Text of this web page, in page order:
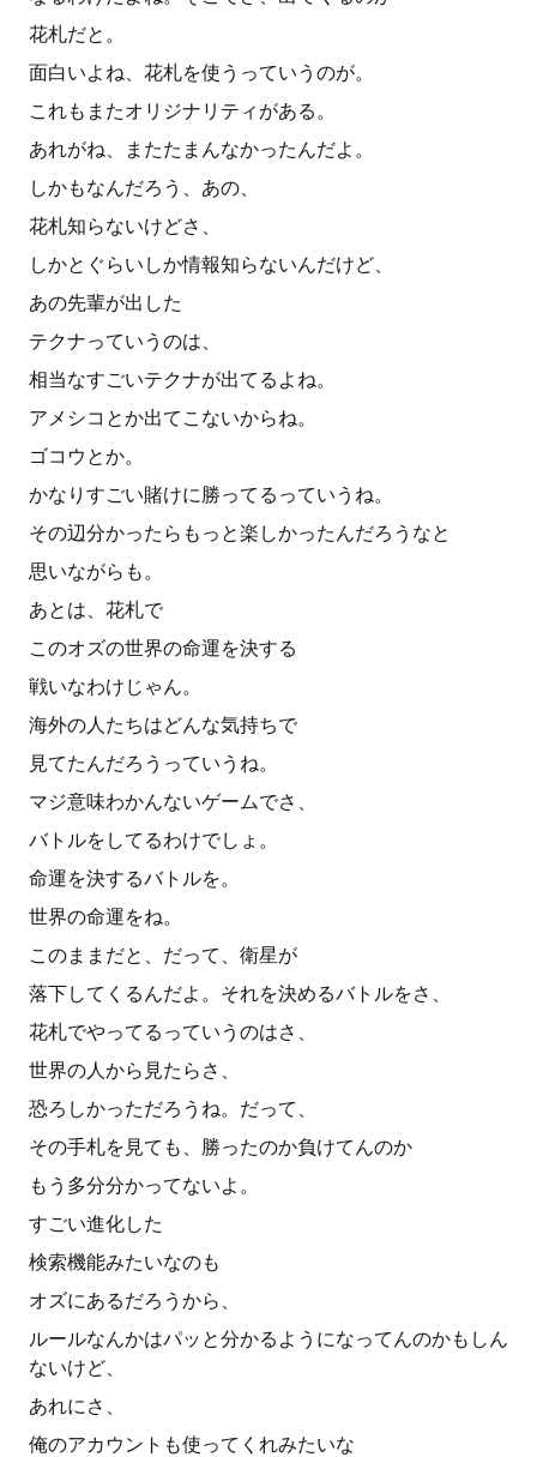
花札だと。
面白いよね、花札を使うっていうのが。
これもまたオリジナリティがある。
あれがね、またたまんなかったんだよ。
しかもなんだろう、あの、
花札知らないけどさ、
しかとぐらいしか情報知らないんだけど、
あの先輩が出した
テクナっていうのは、
相当なすごいテクナが出てるよね。
アメシコとか出てこないからね。
ゴコウとか。
かなりすごい賭けに勝ってるっていうね。
その辺分かったらもっと楽しかったんだろうなと
思いながらも。
あとは、花札で
このオズの世界の命運を決する
戦いなわけじゃん。
海外の人たちはどんな気持ちで
見てたんだろうっていうね。
マジ意味わかんないゲームでさ、
バトルをしてるわけでしょ。
命運を決するバトルを。
世界の命運をね。
このままだと、だって、衛星が
落下してくるんだよ。それを決めるバトルをさ、
花札でやってるっていうのはさ、
世界の人から見たらさ、
恐ろしかっただろうね。だって、
その手札を見ても、勝ったのか負けてんのか
もう多分分かってないよ。
すごい進化した
検索機能みたいなのも
オズにあるだろうから、
ルールなんかはパッと分かるようになってんのかもしん
ないけど、
あれにさ、
俺のアカウントも使ってくれみたいな